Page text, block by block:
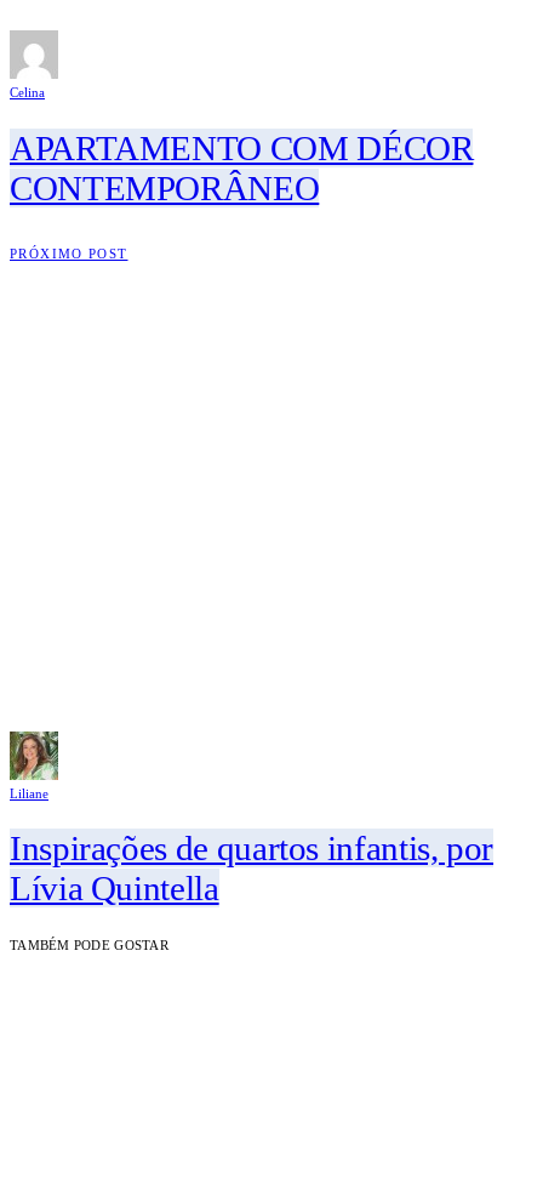
Celina
APARTAMENTO COM DÉCOR
CONTEMPORÂNEO
PRÓXIMO POST
Liliane
Inspirações de quartos infantis, por
Lívia Quintella
TAMBÉM PODE GOSTAR